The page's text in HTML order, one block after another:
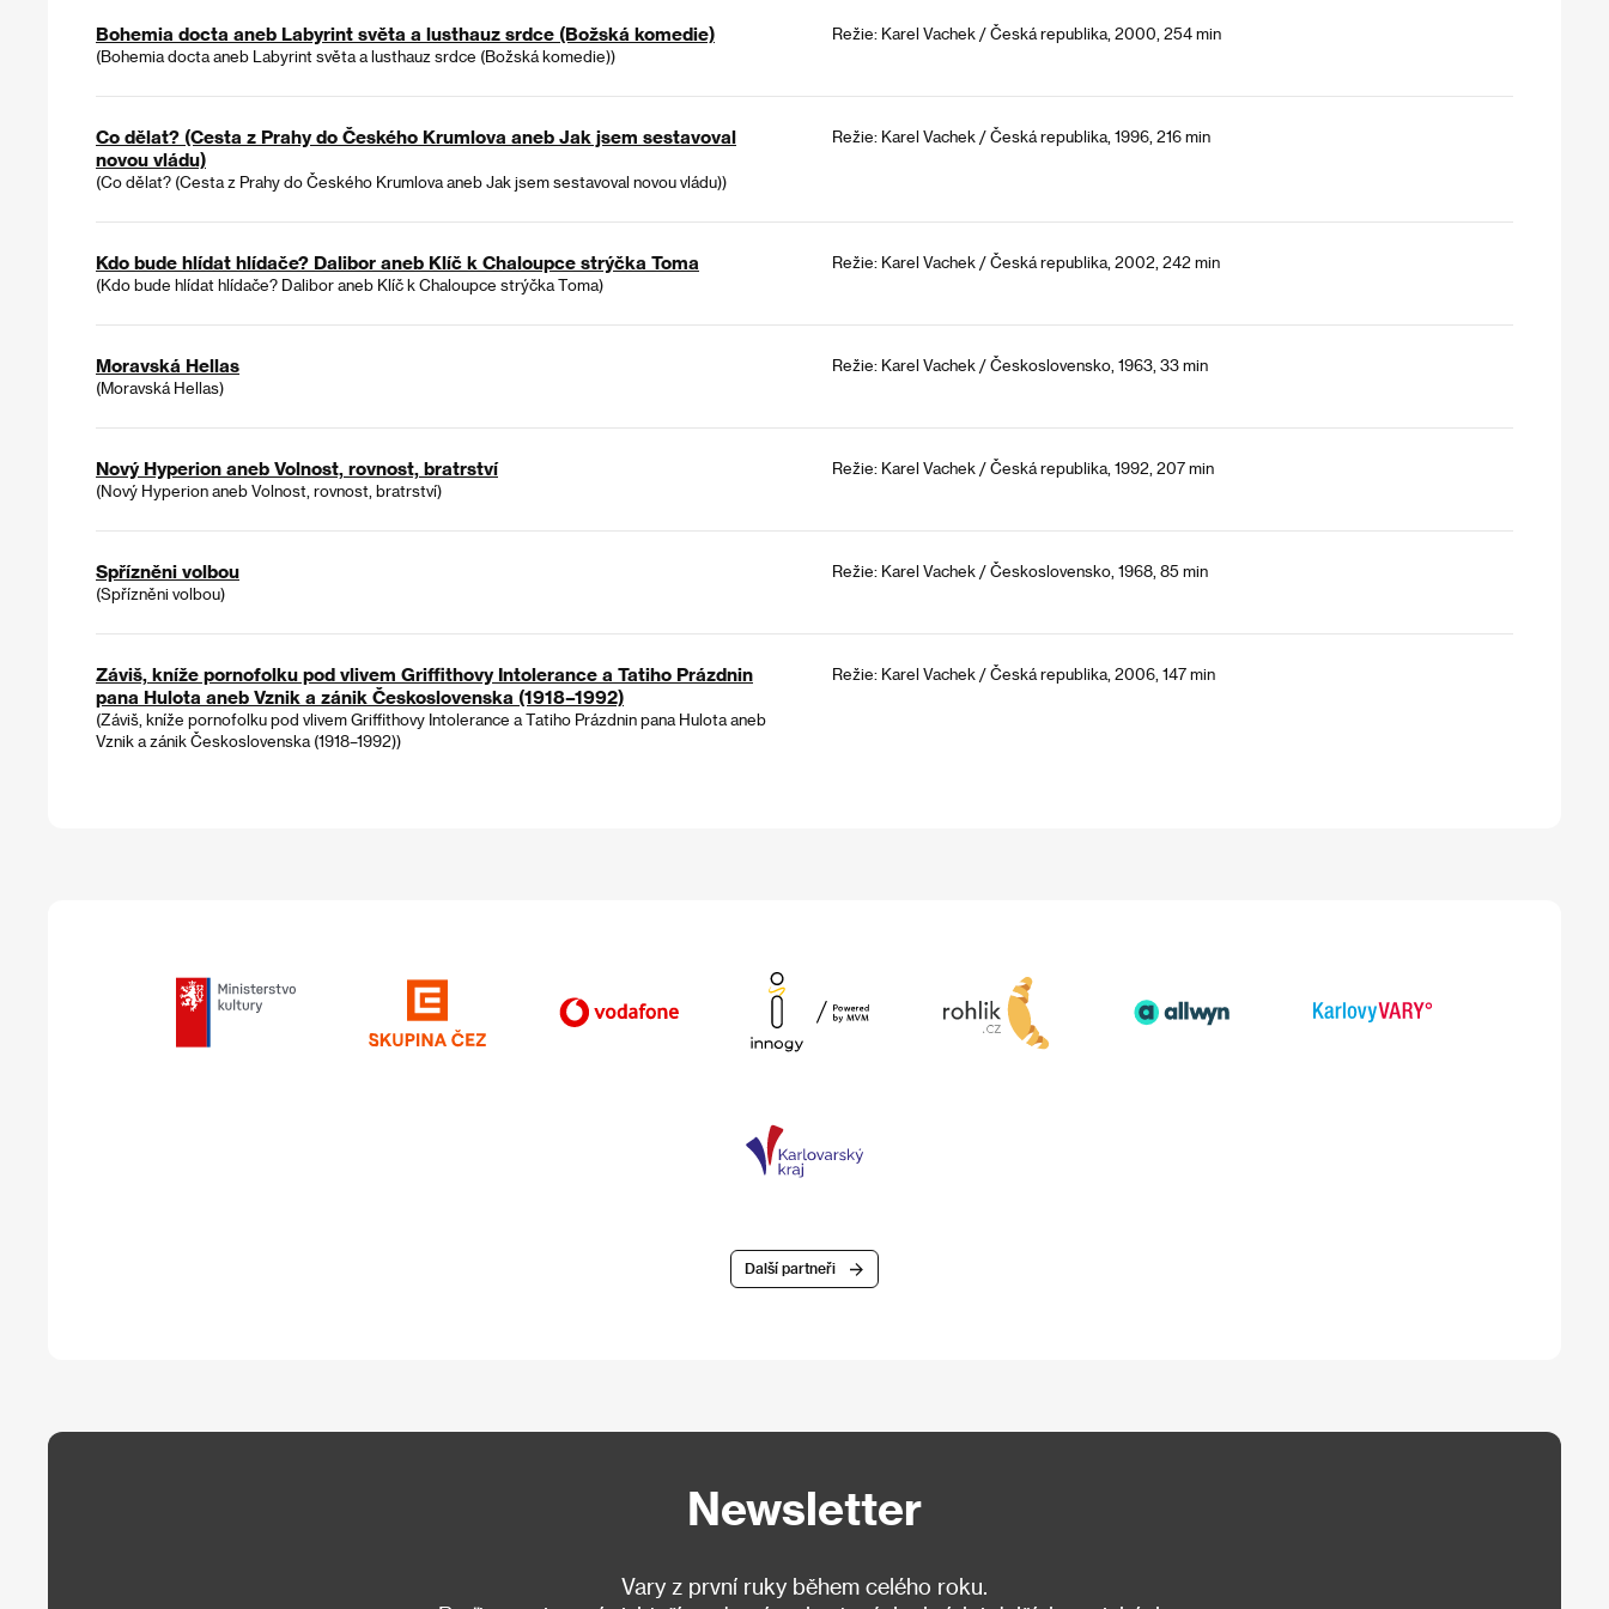
Bohemia docta aneb Labyrint světa a lusthauz srdce (Božská komedie)
(Bohemia docta aneb Labyrint světa a lusthauz srdce (Božská komedie))
Režie: Karel Vachek / Česká republika, 2000, 254 min
Co dělat? (Cesta z Prahy do Českého Krumlova aneb Jak jsem sestavoval
novou vládu)
(Co dělat? (Cesta z Prahy do Českého Krumlova aneb Jak jsem sestavoval novou vládu))
Režie: Karel Vachek / Česká republika, 1996, 216 min
Kdo bude hlídat hlídače? Dalibor aneb Klíč k Chaloupce strýčka Toma
(Kdo bude hlídat hlídače? Dalibor aneb Klíč k Chaloupce strýčka Toma)
Režie: Karel Vachek / Česká republika, 2002, 242 min
Moravská Hellas
(Moravská Hellas)
Režie: Karel Vachek / Československo, 1963, 33 min
Nový Hyperion aneb Volnost, rovnost, bratrství
(Nový Hyperion aneb Volnost, rovnost, bratrství)
Režie: Karel Vachek / Česká republika, 1992, 207 min
Spřízněni volbou
(Spřízněni volbou)
Režie: Karel Vachek / Československo, 1968, 85 min
Záviš, kníže pornofolku pod vlivem Griffithovy Intolerance a Tatiho Prázdnin
pana Hulota aneb Vznik a zánik Československa (1918–1992)
(Záviš, kníže pornofolku pod vlivem Griffithovy Intolerance a Tatiho Prázdnin pana Hulota aneb
Vznik a zánik Československa (1918–1992))
Režie: Karel Vachek / Česká republika, 2006, 147 min
Další partneři
Newsletter
Vary z první ruky během celého roku.